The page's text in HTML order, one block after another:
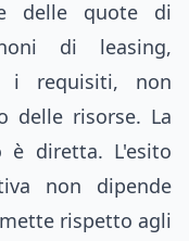
delle quote di
di leasing,
i requisiti, non
delle risorse. La
è diretta. L'esito
non dipende
rispetto agli